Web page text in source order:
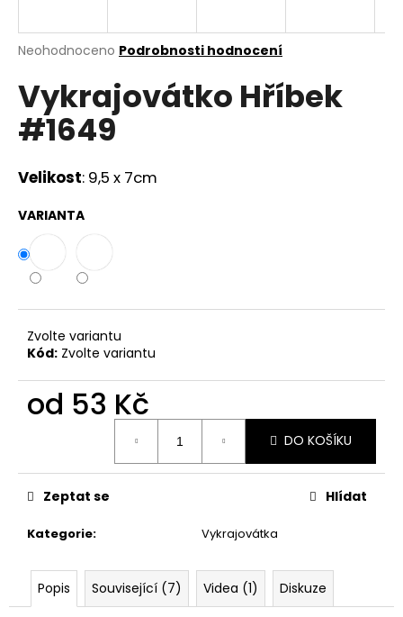
Průměrné
produktu
je
0,0
z
hvězdiček.
Neohodnoceno Podrobnosti hodnocení
Vykrajovátko Hříbek
#1649
Velikost: 9,5 x 7cm
VARIANTA
Zvolte variantu
Kód: Zvolte variantu
od 53 Kč
DO KOŠÍKU
Kategorie: Vykrajovátka
Zeptat se Hlídat
Popis Související (7) Videa (1) Diskuze
j
t
?
D
o
p
o
u
č
m
e
CHRISTMAS
JOY
#423